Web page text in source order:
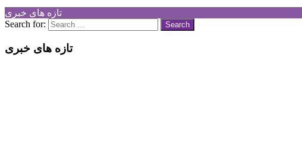
تازه های خبری
Search for:
تازه های خبری